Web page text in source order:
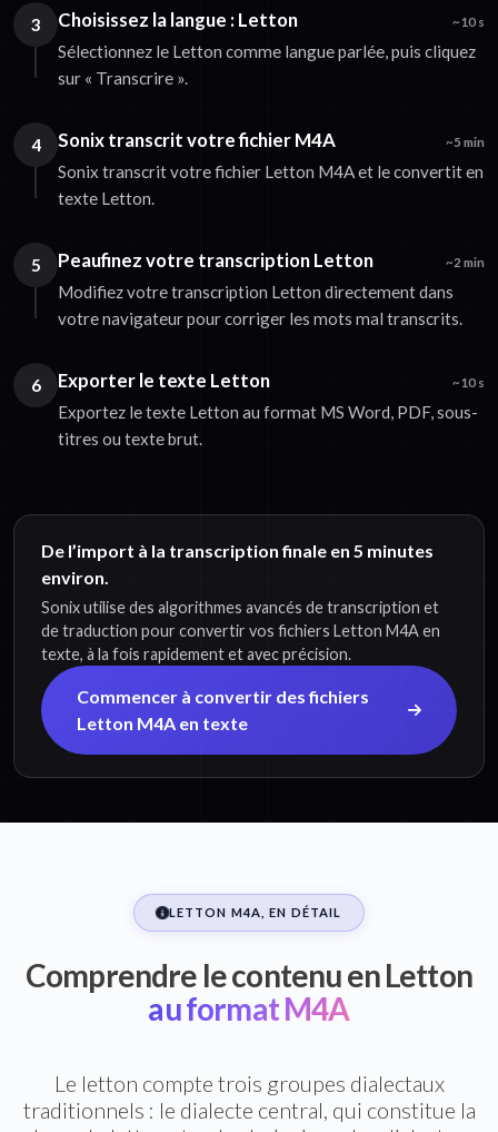
3 Choisissez la langue : Letton ~10 s
Sélectionnez le Letton comme langue parlée, puis cliquez
sur « Transcrire ».
4 Sonix transcrit votre fichier M4A ~5 min
Sonix transcrit votre fichier Letton M4A et le convertit en
texte Letton.
5 Peaufinez votre transcription Letton ~2 min
Modifiez votre transcription Letton directement dans
votre navigateur pour corriger les mots mal transcrits.
6 Exporter le texte Letton ~10 s
Exportez le texte Letton au format MS Word, PDF, sous-
titres ou texte brut.
De l’import à la transcription finale en 5 minutes
environ.
Sonix utilise des algorithmes avancés de transcription et
de traduction pour convertir vos fichiers Letton M4A en
texte, à la fois rapidement et avec précision.
Commencer à convertir des fichiers
Letton M4A en texte
LETTON M4A, EN DÉTAIL
Comprendre le contenu en Letton
au format M4A
Le letton compte trois groupes dialectaux
traditionnels : le dialecte central, qui constitue la